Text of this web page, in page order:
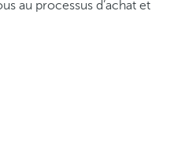
au processus d’achat et